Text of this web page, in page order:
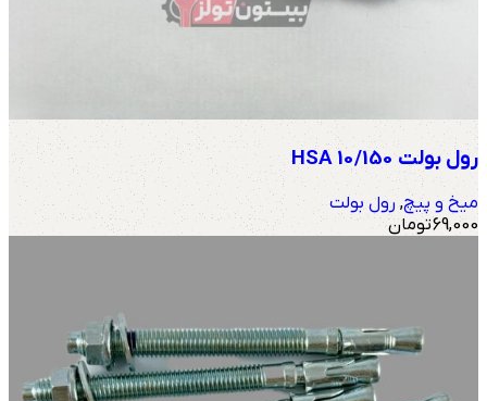
رول بولت HSA 10/150
میخ و پیچ, رول بولت
69,000تومان